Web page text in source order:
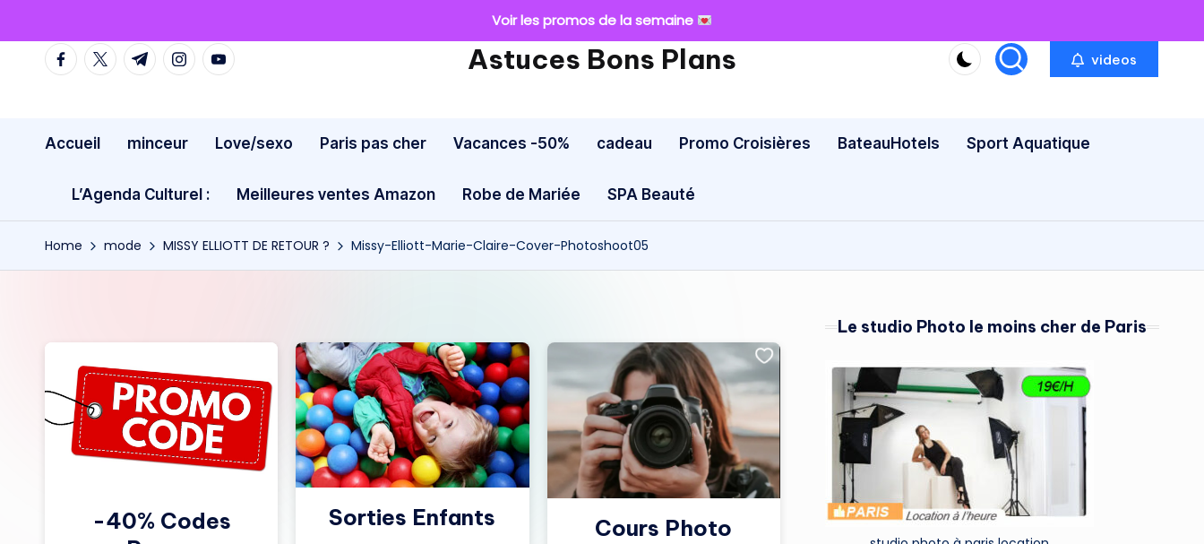
Skip
facebook.com
twitter.com
t.me instagram.com
youtube.com Astuces Bons Plans videos
Accueil minceur Love/sexo Paris pas cher Vacances -50% cadeau Promo Croisières BateauHotels Sport Aquatique
L’Agenda Culturel : Meilleures ventes Amazon Robe de Mariée SPA Beauté
Home mode MISSY ELLIOTT DE RETOUR ? Missy-Elliott-Marie-Claire-Cover-Photoshoot05
-40% Codes
Sorties Enfants Cours Photo
Le studio Photo le moins cher de Paris
Voir les promos de la semaine